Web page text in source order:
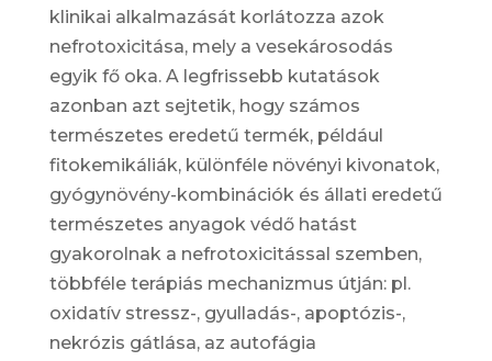
klinikai alkalmazását korlátozza azok
nefrotoxicitása, mely a vesekárosodás
egyik fő oka. A legfrissebb kutatások
azonban azt sejtetik, hogy számos
természetes eredetű termék, például
fitokemikáliák, különféle növényi kivonatok,
gyógynövény-kombinációk és állati eredetű
természetes anyagok védő hatást
gyakorolnak a nefrotoxicitással szemben,
többféle terápiás mechanizmus útján: pl.
oxidatív stressz-, gyulladás-, apoptózis-,
nekrózis gátlása, az autofágia